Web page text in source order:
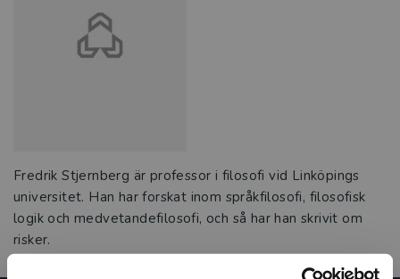
Fredrik Stjernberg är professor i filosofi vid Linköpings
universitet. Han har forskat inom språkfilosofi, filosofisk
logik och medvetandefilosofi, och så har han skrivit om
risker.